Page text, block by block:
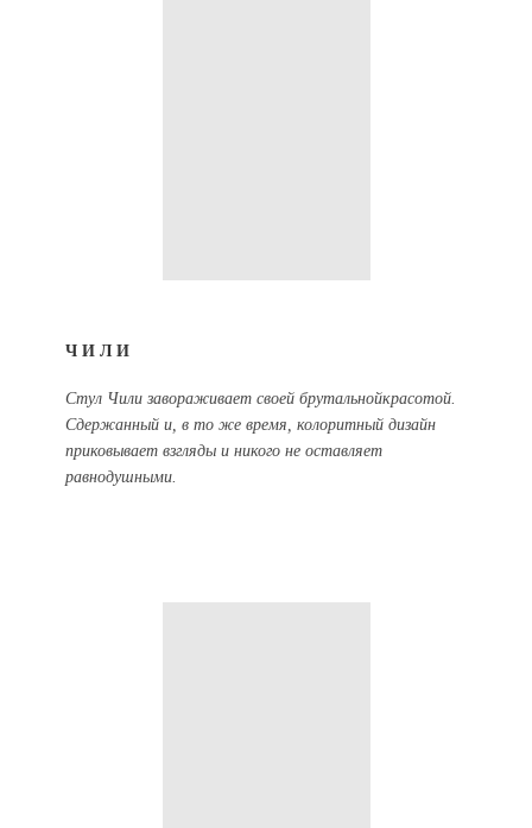
ЧИЛИ
Стул Чили завораживает своей брутальнойкрасотой.
Сдержанный и, в то же время, колоритный дизайн
приковывает взгляды и никого не оставляет
равнодушными.